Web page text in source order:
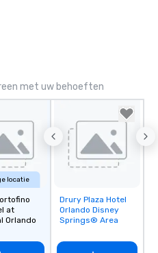
met uw behoeften
locatie
at
Orlando
Removed from
favorites
Drury Plaza Hotel
Orlando Disney
Springs® Area